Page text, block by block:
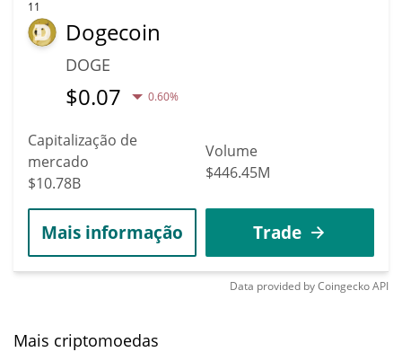
11
Dogecoin
DOGE
$0.07 0.60%
Capitalização de
mercado
$10.78B
Volume
$446.45M
Mais informação Trade
Data provided byCoingeckoAPI
Mais criptomoedas